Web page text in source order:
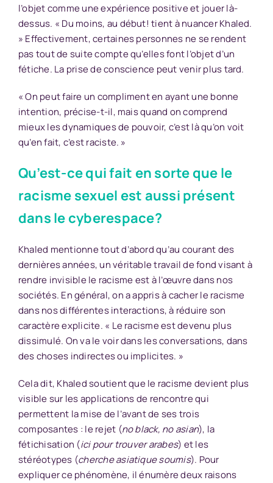
l’objet comme une expérience positive et jouer là-
dessus. « Du moins, au début! tient à nuancer Khaled.
» Effectivement, certaines personnes ne se rendent
pas tout de suite compte qu’elles font l’objet d’un
fétiche. La prise de conscience peut venir plus tard.
« On peut faire un compliment en ayant une bonne
intention, précise-t-il, mais quand on comprend
mieux les dynamiques de pouvoir, c’est là qu’on voit
qu’en fait, c’est raciste. »
Qu’est-ce qui fait en sorte que le
racisme sexuel est aussi présent
dans le cyberespace?
Khaled mentionne tout d’abord qu’au courant des
dernières années, un véritable travail de fond visant à
rendre invisible le racisme est à l’œuvre dans nos
sociétés. En général, on a appris à cacher le racisme
dans nos différentes interactions, à réduire son
caractère explicite. « Le racisme est devenu plus
dissimulé. On va le voir dans les conversations, dans
des choses indirectes ou implicites. »
Cela dit, Khaled soutient que le racisme devient plus
visible sur les applications de rencontre qui
permettent la mise de l’avant de ses trois
composantes : le rejet (no black, no asian), la
fétichisation (ici pour trouver arabes) et les
stéréotypes (cherche asiatique soumis). Pour
expliquer ce phénomène, il énumère deux raisons